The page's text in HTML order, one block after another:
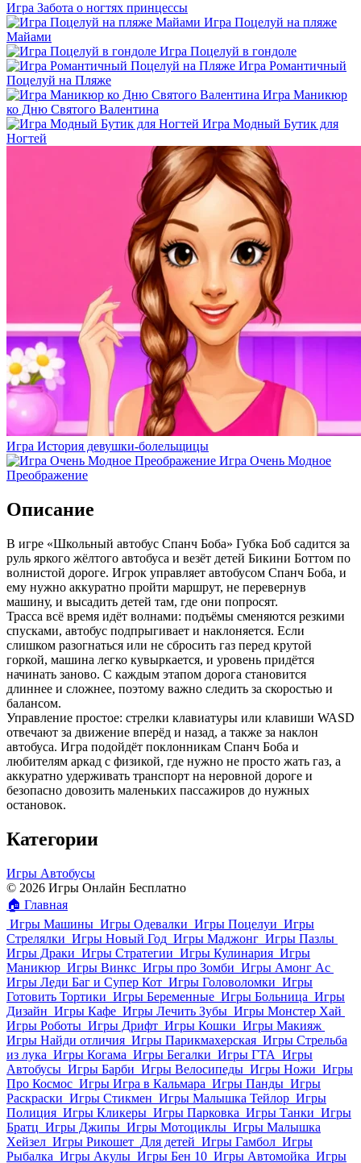
Игра Забота о ногтях принцессы
Игра Поцелуй на пляже
Майами
Игра Поцелуй в гондоле
Игра Романтичный
Поцелуй на Пляже
Игра Маникюр
ко Дню Святого Валентина
Игра Модный Бутик для
Ногтей
Игра История девушки-болельщицы
Игра Очень Модное
Преображение
Описание
В игре «Школьный автобус Спанч Боба» Губка Боб садится за
руль яркого жёлтого автобуса и везёт детей Бикини Боттом по
волнистой дороге. Игрок управляет автобусом Спанч Боба, и
ему нужно аккуратно пройти маршрут, не перевернув
машину, и высадить детей там, где они попросят.
Трасса всё время идёт волнами: подъёмы сменяются резкими
спусками, автобус подпрыгивает и наклоняется. Если
слишком разогнаться или не сбросить газ перед крутой
горкой, машина легко кувыркается, и уровень придётся
начинать заново. С каждым этапом дорога становится
длиннее и сложнее, поэтому важно следить за скоростью и
балансом.
Управление простое: стрелки клавиатуры или клавиши WASD
отвечают за движение вперёд и назад, а также за наклон
автобуса. Игра подойдёт поклонникам Спанч Боба и
любителям аркад с физикой, где нужно не просто жать газ, а
аккуратно удерживать транспорт на неровной дороге и
безопасно довозить маленьких пассажиров до нужных
остановок.
Категории
Игры Автобусы
© 2026 Игры Онлайн Бесплатно
🏠 Главная
Игры Машины Игры Одевалки Игры Поцелуи Игры
Стрелялки Игры Новый Год Игры Маджонг Игры Пазлы
Игры Драки Игры Стратегии Игры Кулинария Игры
Маникюр Игры Винкс Игры про Зомби Игры Амонг Ас
Игры Леди Баг и Супер Кот Игры Головоломки Игры
Готовить Тортики Игры Беременные Игры Больница Игры
Дизайн Игры Кафе Игры Лечить Зубы Игры Монстер Хай
Игры Роботы Игры Дрифт Игры Кошки Игры Макияж
Игры Найди отличия Игры Парикмахерская Игры Стрельба
из лука Игры Когама Игры Бегалки Игры ГТА Игры
Автобусы Игры Барби Игры Велосипеды Игры Ножи Игры
Про Космос Игры Игра в Кальмара Игры Панды Игры
Раскраски Игры Стикмен Игры Малышка Тейлор Игры
Полиция Игры Кликеры Игры Парковка Игры Танки Игры
Братц Игры Джипы Игры Мотоциклы Игры Малышка
Хейзел Игры Рикошет Для детей Игры Гамбол Игры
Рыбалка Игры Акулы Игры Бен 10 Игры Автомойка Игры